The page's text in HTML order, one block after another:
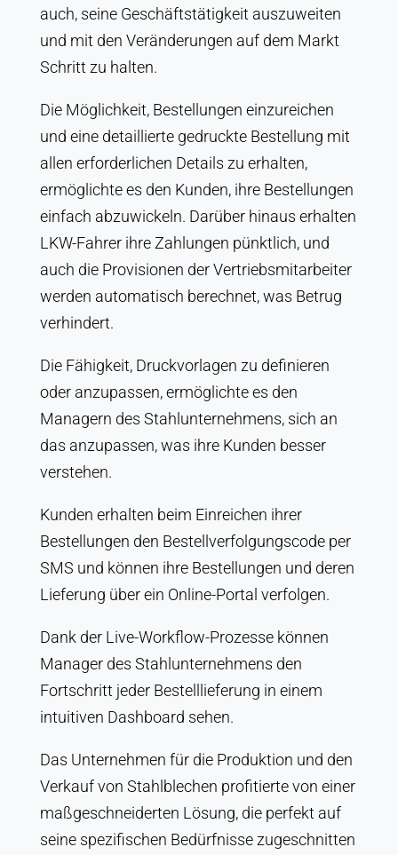
auch, seine Geschäftstätigkeit auszuweiten
und mit den Veränderungen auf dem Markt
Schritt zu halten.
Die Möglichkeit, Bestellungen einzureichen
und eine detaillierte gedruckte Bestellung mit
allen erforderlichen Details zu erhalten,
ermöglichte es den Kunden, ihre Bestellungen
einfach abzuwickeln. Darüber hinaus erhalten
LKW-Fahrer ihre Zahlungen pünktlich, und
auch die Provisionen der Vertriebsmitarbeiter
werden automatisch berechnet, was Betrug
verhindert.
Die Fähigkeit, Druckvorlagen zu definieren
oder anzupassen, ermöglichte es den
Managern des Stahlunternehmens, sich an
das anzupassen, was ihre Kunden besser
verstehen.
Kunden erhalten beim Einreichen ihrer
Bestellungen den Bestellverfolgungscode per
SMS und können ihre Bestellungen und deren
Lieferung über ein Online-Portal verfolgen.
Dank der Live-Workflow-Prozesse können
Manager des Stahlunternehmens den
Fortschritt jeder Bestelllieferung in einem
intuitiven Dashboard sehen.
Das Unternehmen für die Produktion und den
Verkauf von Stahlblechen profitierte von einer
maßgeschneiderten Lösung, die perfekt auf
seine spezifischen Bedürfnisse zugeschnitten